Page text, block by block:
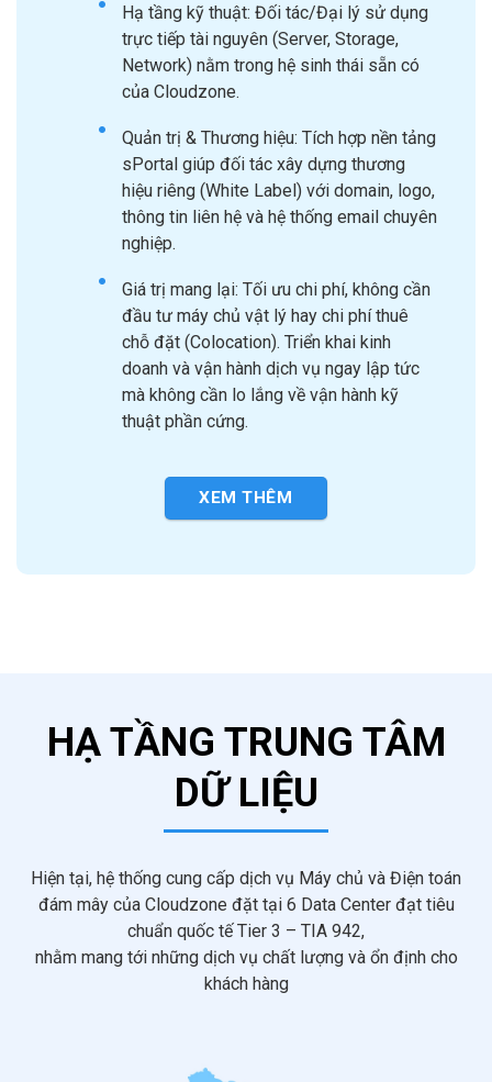
Hạ tầng kỹ thuật: Đối tác/Đại lý sử dụng
trực tiếp tài nguyên (Server, Storage,
Network) nằm trong hệ sinh thái sẵn có
của Cloudzone.
Quản trị & Thương hiệu: Tích hợp nền tảng
sPortal giúp đối tác xây dựng thương
hiệu riêng (White Label) với domain, logo,
thông tin liên hệ và hệ thống email chuyên
nghiệp.
Giá trị mang lại: Tối ưu chi phí, không cần
đầu tư máy chủ vật lý hay chi phí thuê
chỗ đặt (Colocation). Triển khai kinh
doanh và vận hành dịch vụ ngay lập tức
mà không cần lo lắng về vận hành kỹ
thuật phần cứng.
XEM THÊM
HẠ TẦNG TRUNG TÂM
DỮ LIỆU
Hiện tại, hệ thống cung cấp dịch vụ Máy chủ và Điện toán
đám mây của Cloudzone đặt tại 6 Data Center đạt tiêu
chuẩn quốc tế Tier 3 – TIA 942,
nhằm mang tới những dịch vụ chất lượng và ổn định cho
khách hàng